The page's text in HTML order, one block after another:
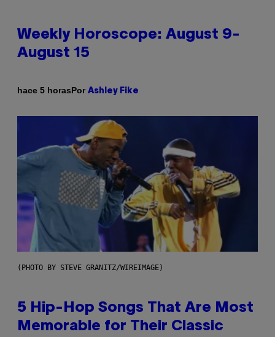
Weekly Horoscope: August 9-
August 15
hace 5 horasPor Ashley Fike
(PHOTO BY STEVE GRANITZ/WIREIMAGE)
5 Hip-Hop Songs That Are Most
Memorable for Their Classic